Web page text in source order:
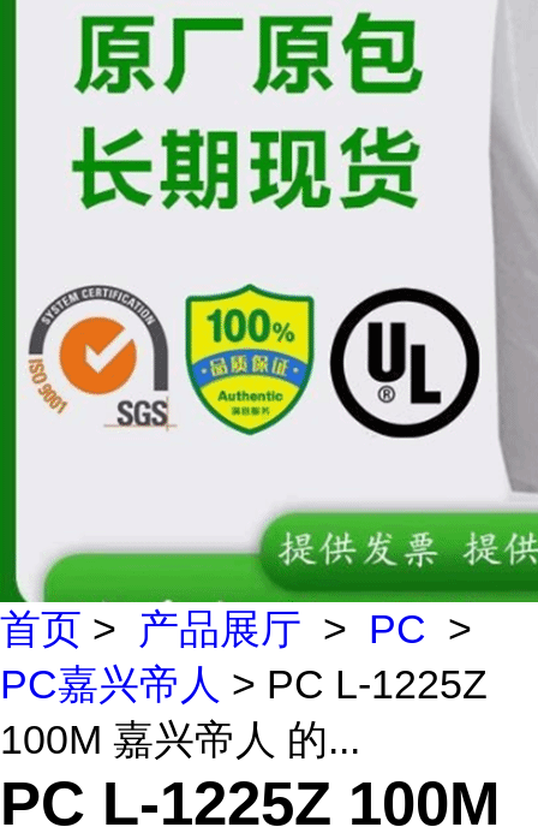
首页 > 产品展厅 > PC >
PC嘉兴帝人 > PC L-1225Z
100M 嘉兴帝人 的...
PC L-1225Z 100M